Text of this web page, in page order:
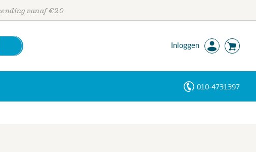
vanaf €20
Inloggen
010-4731397
Personen